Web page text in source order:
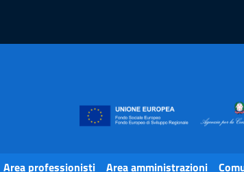
Area professionisti Area amministrazioni